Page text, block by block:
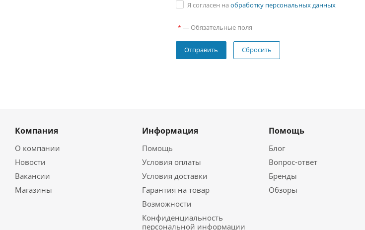
Я согласен на обработку персональных данных
* — Обязательные поля
Сбросить
Компания
О компании
Новости
Вакансии
Магазины
Информация
Помощь
Условия оплаты
Условия доставки
Гарантия на товар
Возможности
Конфиденциальность
персональной информации
Помощь
Блог
Вопрос-ответ
Бренды
Обзоры